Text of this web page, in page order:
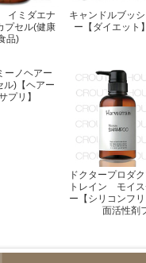
イミダエナ
プセル(健康
品)
キャンドルブッ
ー【ダイエット
ーノヘアー
ル)【ヘアー
プリ】
ドクタープロダ
トレイン モイ
ー【シリコンフ
面活性剤